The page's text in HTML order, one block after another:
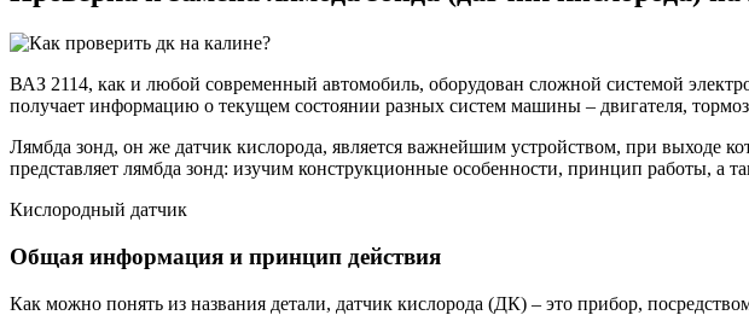
ВАЗ 2114, как и любой современный автомобиль, оборудован сложной системой
получает информацию о текущем состоянии разных систем машины – двигателя,
Лямбда зонд, он же датчик кислорода, является важнейшим устройством, при выходе
представляет лямбда зонд: изучим конструкционные особенности, принцип работы, а
Кислородный датчик
Общая информация и принцип действия
Как можно понять из названия детали, датчик кислорода (ДК) – это прибор,